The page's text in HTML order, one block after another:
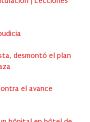
desmontó el plan
el avance